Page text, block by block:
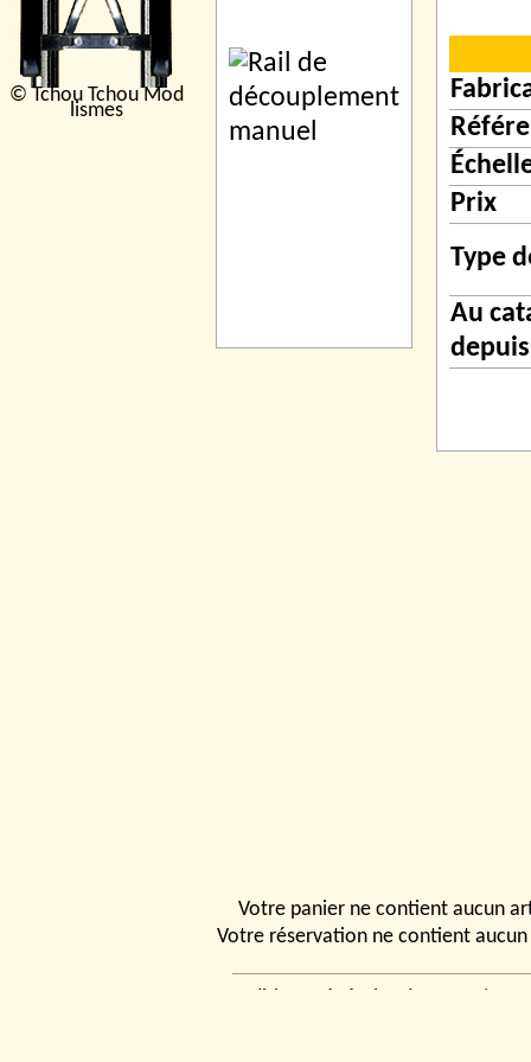
© Tchou Tchou Mod
lismes
Prix
Type
Au
depuis
Votre panier ne contient aucun
Votre réservation ne contient